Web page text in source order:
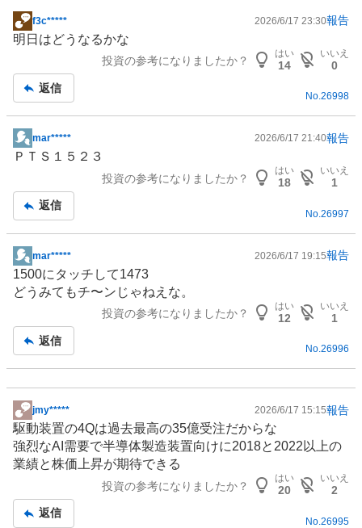
掲
示
事
f3c***** 2026/6/17 23:30報告
明日はどうなるかな
投資の参考になりましたか？
はい
14
いいえ
0
返信
No.26998
掲
示
事
mar***** 2026/6/17 21:40報告
ＰＴＳ１５２３
投資の参考になりましたか？
はい
18
いいえ
1
返信
No.26997
掲
示
板
mar***** 2026/6/17 19:15報告
1500にタッチして1473
どうみてもチ〜ンじゃねえな。
投資の参考になりましたか？
はい
12
いいえ
1
返信
No.26996
掲
示
板
記
jmy***** 2026/6/17 15:15報告
駆動装置の4Qは過去最高の35億受注だからな
強烈なAI需要で半導体製造装置向けに2018と2022以上の
業績と株価上昇が期待できる
投資の参考になりましたか？
はい
20
いいえ
2
返信
No.26995